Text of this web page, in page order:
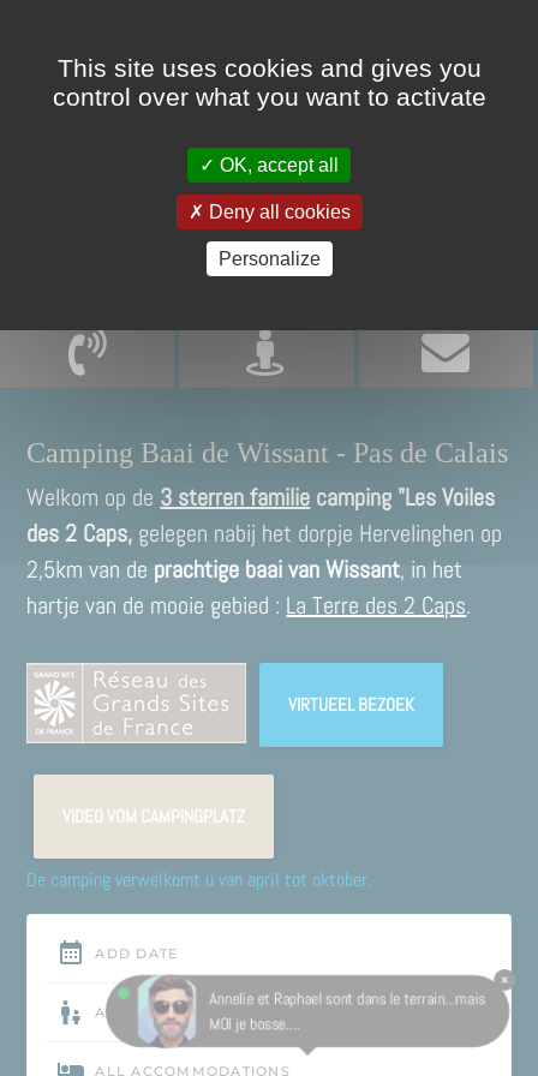
Camping Baai de Wissant - Pas de Calais
Welkom op de 3 sterren familie camping "Les Voiles
des 2 Caps, gelegen nabij het dorpje Hervelinghen op
2,5km van de prachtige baai van Wissant, in het
hartje van de mooie gebied : La Terre des 2 Caps.
VIRTUEEL BEZOEK
VIDEO VOM CAMPINGPLATZ
De camping verwelkomt u van april tot oktober.
Annelie et Raphael sont dans le terrain...mais
MOI je bosse....
This site uses cookies and gives you
control over what you want to activate
OK, accept all
Deny all cookies
Personalize